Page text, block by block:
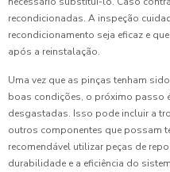
recondicionadas. A inspeção
recondicionamento seja eficaz e
após a reinstalação.
Uma vez que as pinças tenham
boas condições, o próximo passo
desgastadas. Isso pode incluir a
outros componentes que possam
recomendável utilizar peças de
durabilidade e a eficiência do